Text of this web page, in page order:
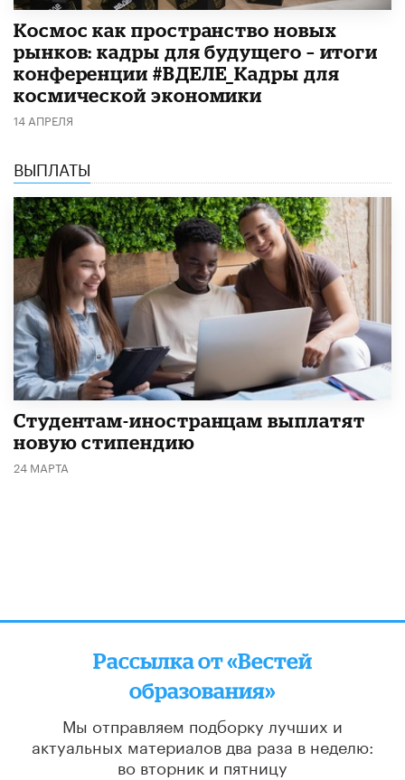
Космос как пространство новых
рынков: кадры для будущего – итоги
конференции #ВДЕЛЕ_Кадры для
космической экономики
14 АПРЕЛЯ
ВЫПЛАТЫ
Студентам-иностранцам выплатят
новую стипендию
24 МАРТА
Рассылка от «Вестей
образования»
Мы отправляем подборку лучших и
актуальных материалов два раза в неделю:
во вторник и пятницу